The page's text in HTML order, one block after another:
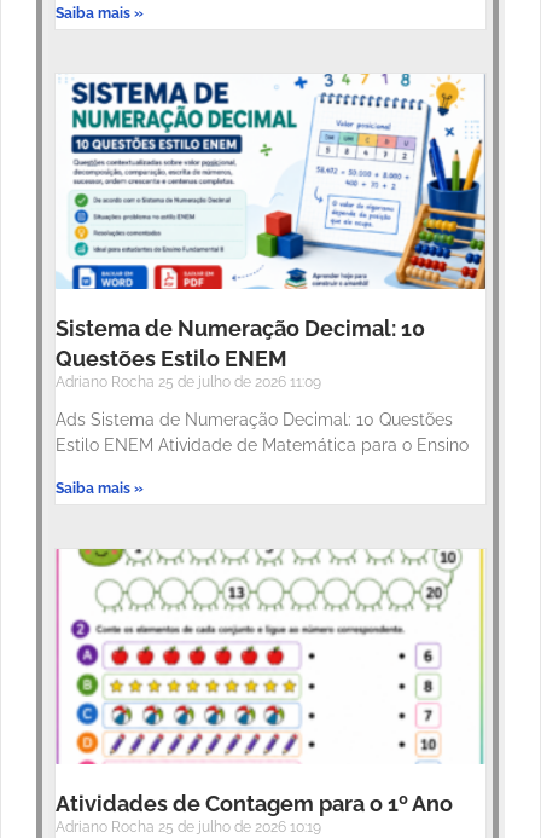
Saiba mais »
Sistema de Numeração Decimal: 10
Questões Estilo ENEM
Adriano Rocha 25 de julho de 2026 11:09
Ads Sistema de Numeração Decimal: 10 Questões
Estilo ENEM Atividade de Matemática para o Ensino
Saiba mais »
Atividades de Contagem para o 1º Ano
Adriano Rocha 25 de julho de 2026 10:19